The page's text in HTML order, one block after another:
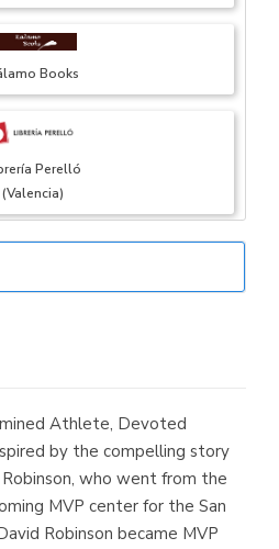
Books
Perelló
(Valencia)
Elías
Kolima
(Madrid)
Athlete, Devoted
by the compelling story
who went from the
MVP center for the San
Robinson became MVP